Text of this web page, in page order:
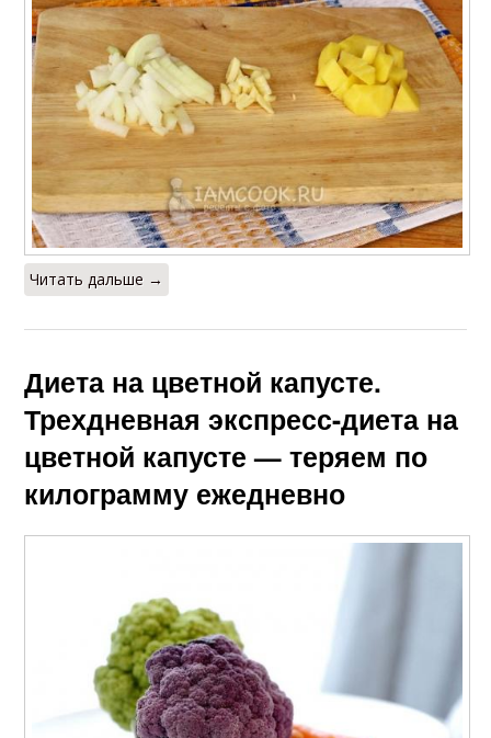
Читать дальше →
Диета на цветной капусте.
Трехдневная экспресс-диета на
цветной капусте — теряем по
килограмму ежедневно